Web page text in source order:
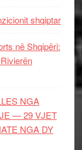
shqiptar
në Shqipëri:
NGA
— 29 VJET
NGA DY